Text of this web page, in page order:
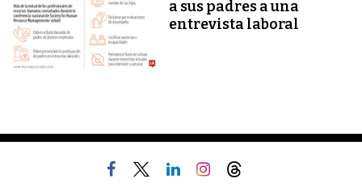
a sus padres a una
entrevista laboral